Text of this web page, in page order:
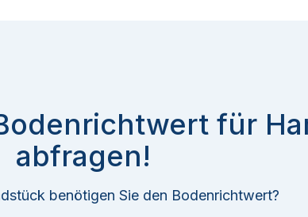
für
abfragen!
benötigen Sie den Bodenrichtwert?